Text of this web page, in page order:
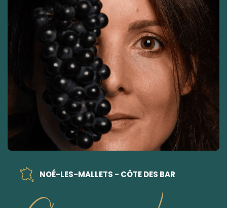
NOÉ-LES-MALLETS - CÔTE DES BAR